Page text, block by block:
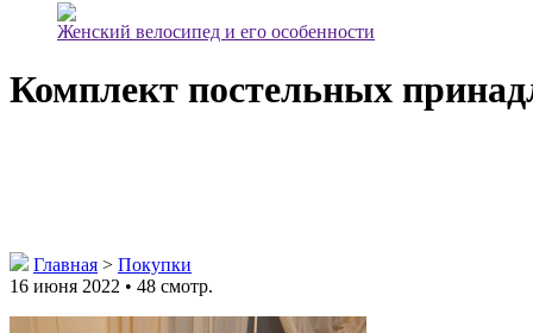
Женский велосипед и его особенности
Комплект постельных
Главная > Покупки
16 июня 2022 • 48 смотр.